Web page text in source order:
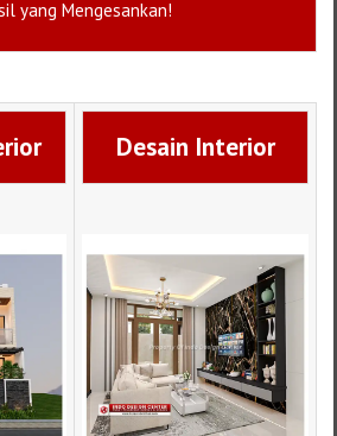
yang Mengesankan!
Desain Interior